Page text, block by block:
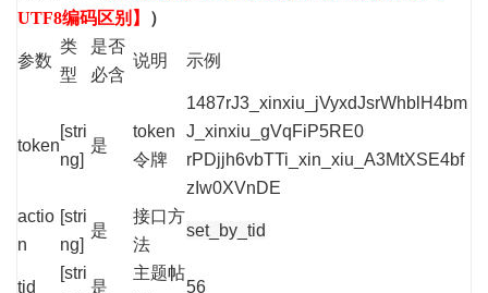
UTF8编码区别】
）
参数
类
型
是否
必含
说明 示例
token
[stri
ng]
是
token
令牌
1487rJ3_xinxiu_jVyxdJsrWhblH4bm
J_xinxiu_gVqFiP5RE0
rPDjjh6vbTTi_xin_xiu_A3MtXSE4bf
zIw0XVnDE
actio
n
[stri
ng]
是
接口方
法
set_by_tid
tid
[stri
是
主题帖
56